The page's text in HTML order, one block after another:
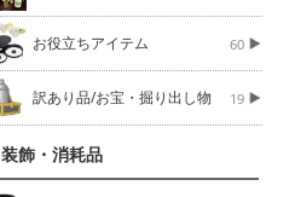
お役立ちアイテム 60
訳あり品/お宝・掘り出し物 19
装飾・消耗品